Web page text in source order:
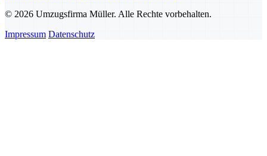
© 2026 Umzugsfirma Müller. Alle Rechte vorbehalten.
Impressum Datenschutz